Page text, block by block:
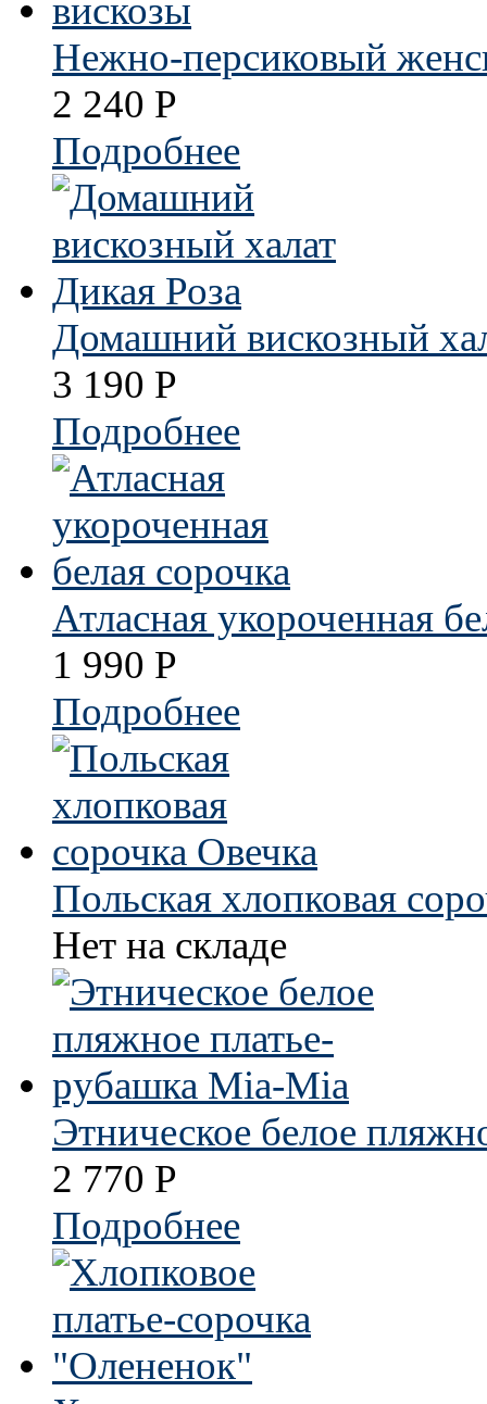
Нежно-персиковый
2 240 Р
Подробнее
Домашний вискозный
3 190 Р
Подробнее
Атласная укороченная
1 990 Р
Подробнее
Польская хлопковая
Нет на складе
Этническое белое
2 770 Р
Подробнее